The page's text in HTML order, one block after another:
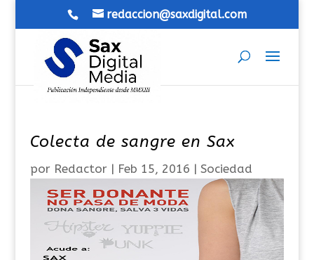
redaccion@saxdigital.com
Colecta de sangre en Sax
por Redactor| Feb 15, 2016 | Sociedad